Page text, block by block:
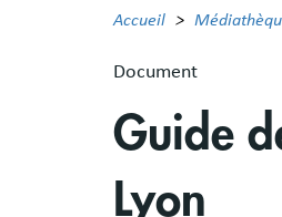
Accueil
Document
Guide
Lyon